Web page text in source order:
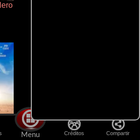
Menu Créditos Compartir